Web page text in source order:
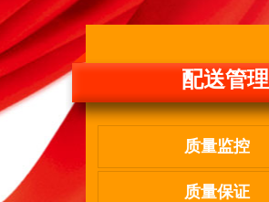
配送管理
质量监控
质量保证